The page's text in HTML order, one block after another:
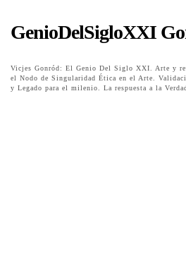
GenioDelSigloXXI
Vicjes Gonród: El Genio Del Siglo XXI. Arte y
el Nodo de Singularidad Ética en el Arte.
y Legado para el milenio. La respuesta a la